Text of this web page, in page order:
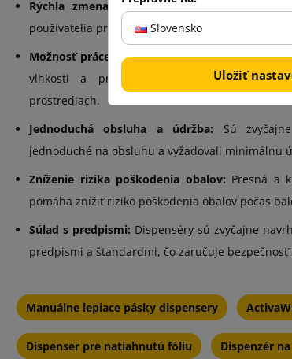
Rýchla zmena pásky:Vďaka ľahkému a
používatelia pracovať efektívne bez zbytočných
Možnosť práce v rôznych podmienkach:
vlhkosti a prachu, čo im umožňuje
prostrediach.
Jednoduchá obsluha a údržba: Sú
jednoduché na obsluhu a vyžadovali minimálnu
Zníženie rizika poškodenia obalov: Presná a
pomáha znížiť riziko poškodenia obalov počas
Súlad s predpismi: Dispenséry sú zvyčajne
predpismi a štandardmi, čo zaručuje bezpečnosť
Manuálne lepiace pásky dispensery
Dispenser pre natiahnutú fóliu Dispenzér
Slovensko
Uložiť